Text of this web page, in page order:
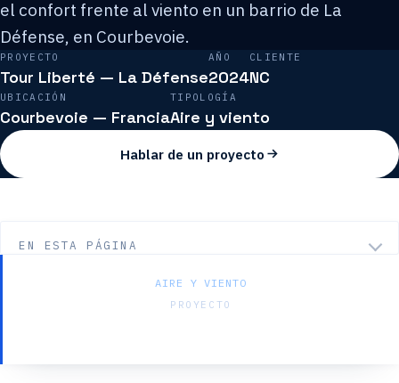
el confort frente al viento en un barrio de La
Défense, en Courbevoie.
PROYECTO
Tour Liberté — La Défense
AÑO
2024
CLIENTE
NC
UBICACIÓN
Courbevoie — Francia
TIPOLOGÍA
Aire y viento
Hablar de un proyecto
AIRE Y VIENTO
PROYECTO
EN ESTA PÁGINA